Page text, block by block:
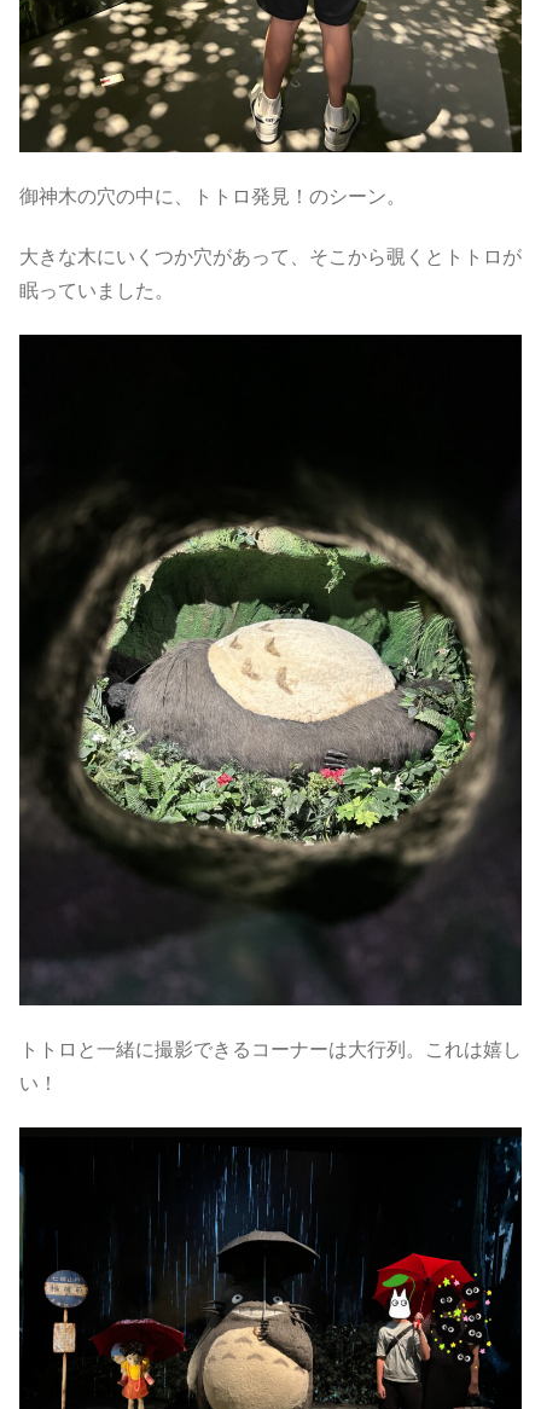
御神木の穴の中に、トトロ発見！のシーン。
大きな木にいくつか穴があって、そこから覗くとトトロが
眠っていました。
トトロと一緒に撮影できるコーナーは大行列。これは嬉し
い！